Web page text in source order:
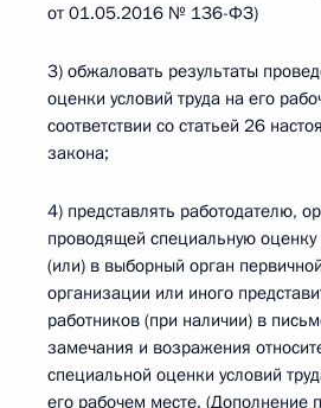
от 01.05.2016 № 136-ФЗ)
3) обжаловать результаты
оценки условий труда на его
соответствии со статьей 26
закона;
4) представлять работодателю,
проводящей специальную оценку
(или) в выборный орган
организации или иного
работников (при наличии) в
замечания и возражения
специальной оценки условий
его рабочем месте. (Дополнение